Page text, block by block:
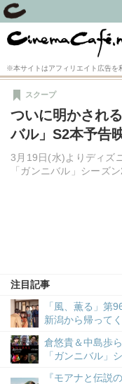
※本サイトはアフィリエイト広告を
ついに明かされ
バル」S2本予告
3月19日(水)よりディズ
「ガンニバル」シーズ
スクープ
注目記事
「風、薫る」
新潟から帰って
倉悠貴＆中島歩
「ガンニバル」
『モアナと伝説